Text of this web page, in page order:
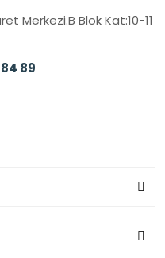
Merkezi.B Blok Kat:10-11
89